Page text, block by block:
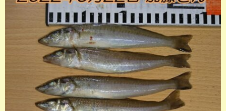
釣果投稿フォーム
お問い合わせ